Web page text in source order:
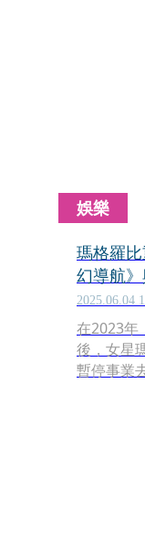
娛樂
瑪格羅
幻導航
2025.06.04
在2023年
後，女星
暫停事業